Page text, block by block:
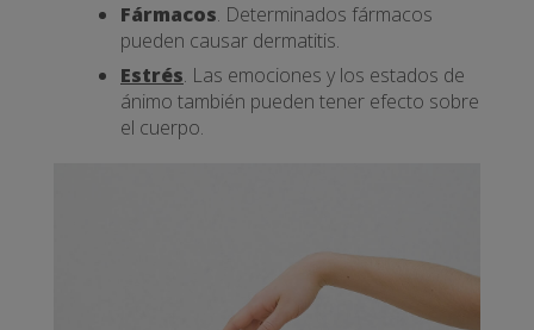
Fármacos. Determinados fármacos
pueden causar dermatitis.
Estrés. Las emociones y los estados de
ánimo también pueden tener efecto sobre
el cuerpo.